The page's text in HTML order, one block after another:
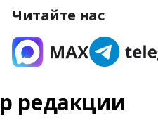
Читайте нас
редакции